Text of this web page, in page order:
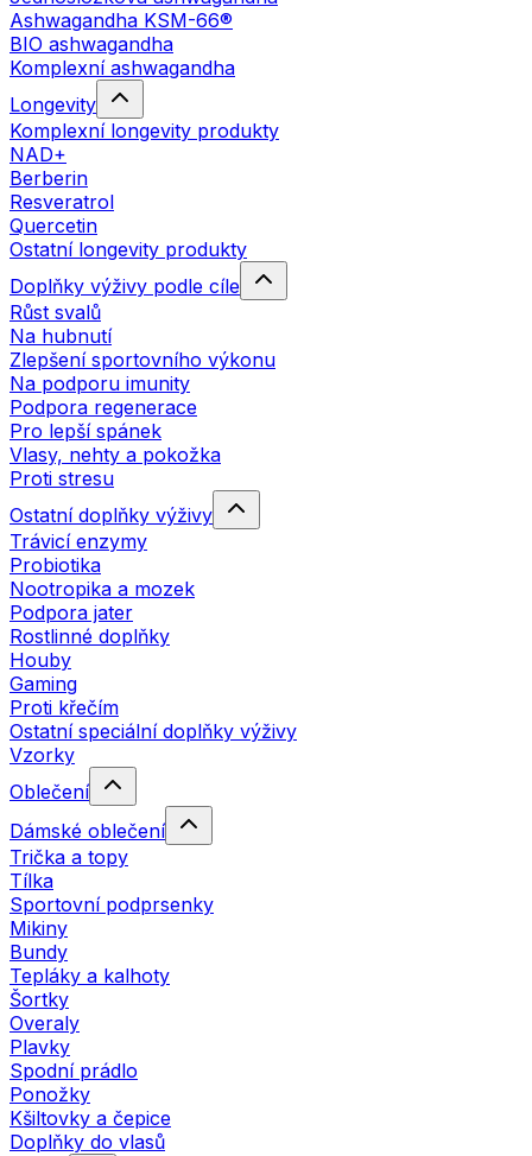
Ashwagandha KSM-66®
BIO ashwagandha
Komplexní ashwagandha
Longevity
Komplexní longevity produkty
NAD+
Berberin
Resveratrol
Quercetin
Ostatní longevity produkty
Doplňky výživy podle cíle
Růst svalů
Na hubnutí
Zlepšení sportovního výkonu
Na podporu imunity
Podpora regenerace
Pro lepší spánek
Vlasy, nehty a pokožka
Proti stresu
Ostatní doplňky výživy
Trávicí enzymy
Probiotika
Nootropika a mozek
Podpora jater
Rostlinné doplňky
Houby
Gaming
Proti křečím
Ostatní speciální doplňky výživy
Vzorky
Oblečení
Dámské oblečení
Trička a topy
Tílka
Sportovní podprsenky
Mikiny
Bundy
Tepláky a kalhoty
Šortky
Overaly
Plavky
Spodní prádlo
Ponožky
Kšiltovky a čepice
Doplňky do vlasů